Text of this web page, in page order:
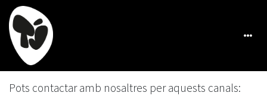
Pots contactar amb nosaltres per aquests canals: